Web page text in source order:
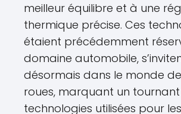
meilleur équilibre et à une
thermique précise. Ces
étaient précédemment
domaine automobile,
désormais dans le monde
roues, marquant un
technologies utilisées pour